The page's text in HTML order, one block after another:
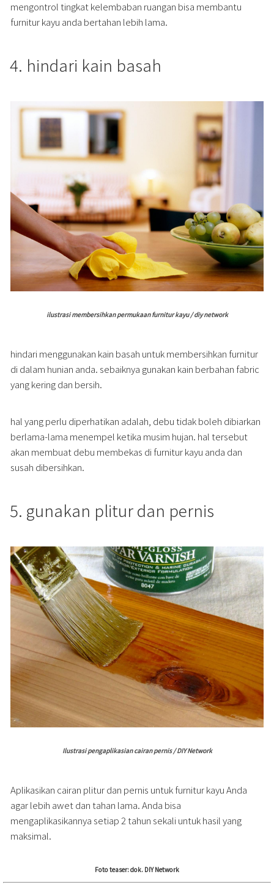
mengontrol tingkat kelembaban ruangan bisa membantu
furnitur kayu anda bertahan lebih lama.
4. hindari kain basah
ilustrasi membersihkan permukaan furnitur kayu / diy network
hindari menggunakan kain basah untuk membersihkan furnitur
di dalam hunian anda. sebaiknya gunakan kain berbahan fabric
yang kering dan bersih.
hal yang perlu diperhatikan adalah, debu tidak boleh dibiarkan
berlama-lama menempel ketika musim hujan. hal tersebut
akan membuat debu membekas di furnitur kayu anda dan
susah dibersihkan.
5. gunakan plitur dan pernis
Ilustrasi pengaplikasian cairan pernis / DIY Network
Aplikasikan cairan plitur dan pernis untuk furnitur kayu Anda
agar lebih awet dan tahan lama. Anda bisa
mengaplikasikannya setiap 2 tahun sekali untuk hasil yang
maksimal.
Foto teaser: dok. DIY Network